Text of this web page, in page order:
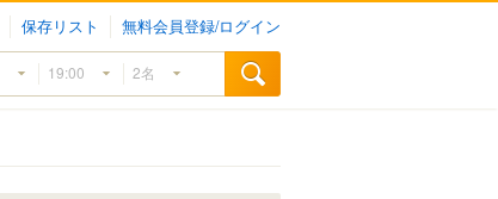
保存リスト 無料会員登録/ログイン